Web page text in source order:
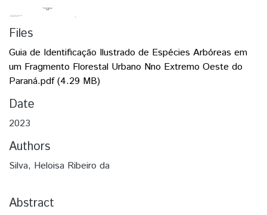
Files
Guia de Identificação Ilustrado de Espécies Arbóreas em
um Fragmento Florestal Urbano Nno Extremo Oeste do
Paraná.pdf(4.29 MB)
Date
2023
Authors
Silva, Heloisa Ribeiro da
Abstract